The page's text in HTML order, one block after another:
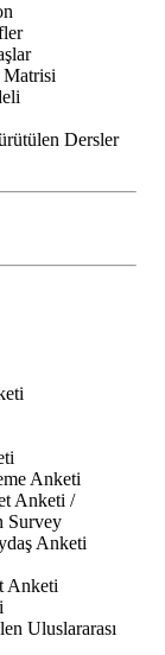
Matrisi
Dersler
Anketi
Anketi /
Survey
Anketi
Anketi
Uluslararası